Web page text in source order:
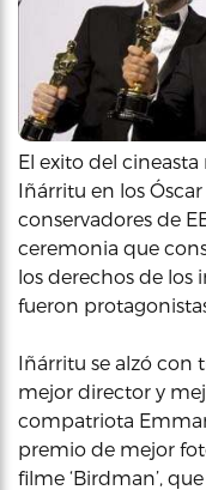
El exito del
Iñárritu en los
conservadores de
ceremonia que
los derechos de
fueron
Iñárritu se alzó con
mejor director y
compatriota
premio de mejor
filme ‘Birdman’,